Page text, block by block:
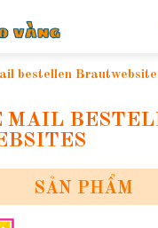
bestellen
MAIL
SẢN PHẨM